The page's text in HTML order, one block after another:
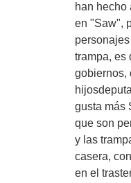
han hecho
en "Saw",
trampa, es
gobiernos,
gusta más
que son
y las
casera,
en el